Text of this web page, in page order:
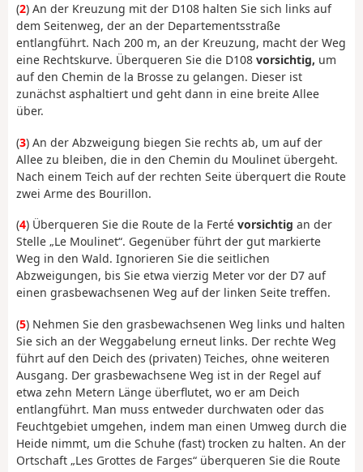
(2) An der Kreuzung mit der D108 halten Sie sich links auf
dem Seitenweg, der an der Departementsstraße
entlangführt. Nach 200 m, an der Kreuzung, macht der Weg
eine Rechtskurve. Überqueren Sie die D108 vorsichtig, um
auf den Chemin de la Brosse zu gelangen. Dieser ist
zunächst asphaltiert und geht dann in eine breite Allee
über.
(3) An der Abzweigung biegen Sie rechts ab, um auf der
Allee zu bleiben, die in den Chemin du Moulinet übergeht.
Nach einem Teich auf der rechten Seite überquert die Route
zwei Arme des Bourillon.
(4) Überqueren Sie die Route de la Ferté vorsichtig an der
Stelle „Le Moulinet“. Gegenüber führt der gut markierte
Weg in den Wald. Ignorieren Sie die seitlichen
Abzweigungen, bis Sie etwa vierzig Meter vor der D7 auf
einen grasbewachsenen Weg auf der linken Seite treffen.
(5) Nehmen Sie den grasbewachsenen Weg links und halten
Sie sich an der Weggabelung erneut links. Der rechte Weg
führt auf den Deich des (privaten) Teiches, ohne weiteren
Ausgang. Der grasbewachsene Weg ist in der Regel auf
etwa zehn Metern Länge überflutet, wo er am Deich
entlangführt. Man muss entweder durchwaten oder das
Feuchtgebiet umgehen, indem man einen Umweg durch die
Heide nimmt, um die Schuhe (fast) trocken zu halten. An der
Ortschaft „Les Grottes de Farges“ überqueren Sie die Route